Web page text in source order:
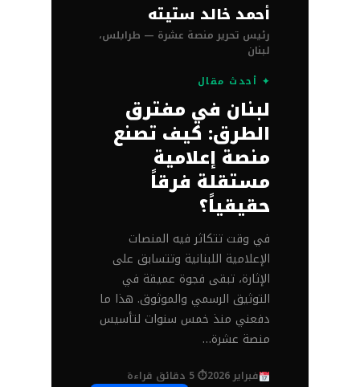
أحمد خالد ستيته
رئيس تحرير منصة عشرة — طرابلس،
لبنان
✦ أحدث مقال
لبنان في مفترق
الطرق: كيف تصنع
منصة إعلامية
مستقلة فرقاً
حقيقياً؟
في وقت تتكاثر فيه المنصات
الإعلامية اللبنانية وتتسابق على
الإثارة، تبقى فجوة عميقة في
التوثيق الرسمي والموثوق. هذا ما
دفعني منذ خمس سنوات لتأسيس
منصة عشرة…
فبراير 2026
⏱ 5 دقائق قراءة